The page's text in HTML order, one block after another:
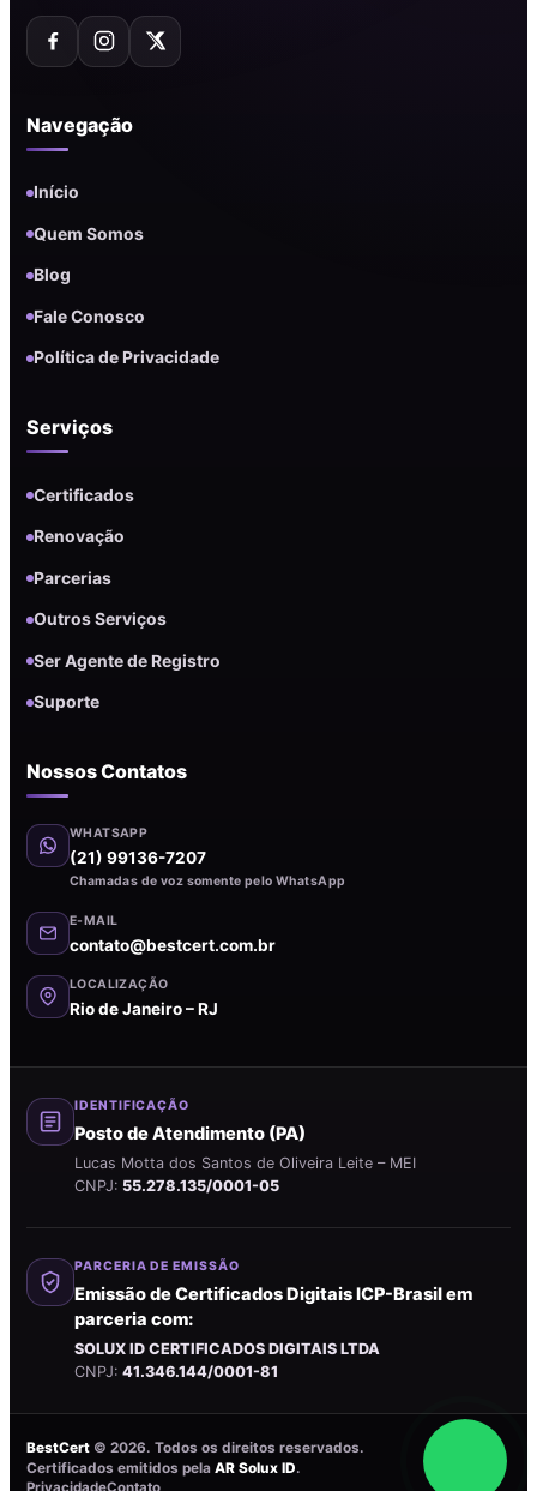
Navegação
Início
Quem Somos
Blog
Fale Conosco
Política de Privacidade
Serviços
Certificados
Renovação
Parcerias
Outros Serviços
Ser Agente de Registro
Suporte
Nossos Contatos
WHATSAPP
(21) 99136-7207
Chamadas de voz somente pelo WhatsApp
E-MAIL
contato@bestcert.com.br
LOCALIZAÇÃO
Rio de Janeiro – RJ
IDENTIFICAÇÃO
Posto de Atendimento (PA)
Lucas Motta dos Santos de Oliveira Leite – MEI
CNPJ: 55.278.135/0001-05
PARCERIA DE EMISSÃO
Emissão de Certificados Digitais ICP-Brasil em
parceria com:
SOLUX ID CERTIFICADOS DIGITAIS LTDA
CNPJ: 41.346.144/0001-81
BestCert © 2026. Todos os direitos reservados.
Certificados emitidos pela AR Solux ID.